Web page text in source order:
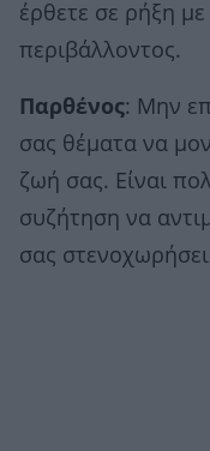
έρθετε σε ρήξη
περιβάλλοντος.
Παρθένος: Μην
σας θέματα να
ζωή σας. Είναι
συζήτηση να
σας